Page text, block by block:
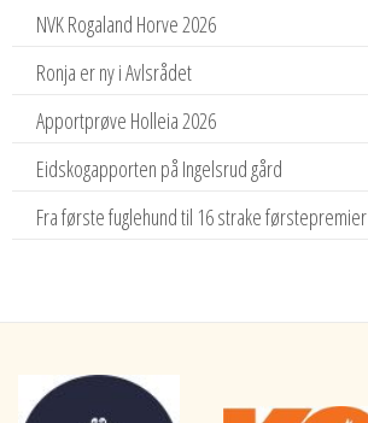
NVK Rogaland Horve 2026
Ronja er ny i Avlsrådet
Apportprøve Holleia 2026
Eidskogapporten på Ingelsrud gård
Fra første fuglehund til 16 strake førstepremier